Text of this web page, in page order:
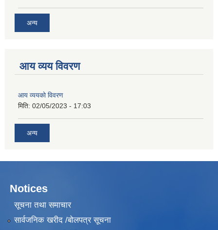
अन्य
आय व्यय विवरण
आय व्ययको विवरण
मिति: 02/05/2023 - 17:03
अन्य
Notices
सूचना तथा समाचार
सार्वजनिक खरीद /बोलपत्र सूचना